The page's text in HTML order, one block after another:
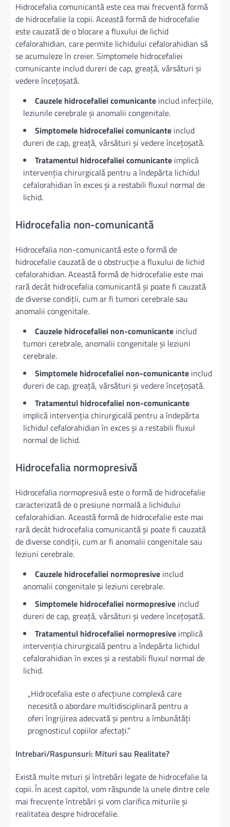
Hidrocefalia comunicantă este cea mai frecventă formă
de hidrocefalie la copii. Această formă de hidrocefalie
este cauzată de o blocare a fluxului de lichid
cefalorahidian, care permite lichidului cefalorahidian să
se acumuleze în creier. Simptomele hidrocefaliei
comunicante includ dureri de cap, greață, vărsături și
vedere încețoșată.
Cauzele hidrocefaliei comunicante includ infecțiile,
leziunile cerebrale și anomalii congenitale.
Simptomele hidrocefaliei comunicante includ
dureri de cap, greață, vărsături și vedere încețoșată.
Tratamentul hidrocefaliei comunicante implică
intervenția chirurgicală pentru a îndepărta lichidul
cefalorahidian în exces și a restabili fluxul normal de
lichid.
Hidrocefalia non-comunicantă
Hidrocefalia non-comunicantă este o formă de
hidrocefalie cauzată de o obstrucție a fluxului de lichid
cefalorahidian. Această formă de hidrocefalie este mai
rară decât hidrocefalia comunicantă și poate fi cauzată
de diverse condiții, cum ar fi tumori cerebrale sau
anomalii congenitale.
Cauzele hidrocefaliei non-comunicante includ
tumori cerebrale, anomalii congenitale și leziuni
cerebrale.
Simptomele hidrocefaliei non-comunicante includ
dureri de cap, greață, vărsături și vedere încețoșată.
Tratamentul hidrocefaliei non-comunicante
implică intervenția chirurgicală pentru a îndepărta
lichidul cefalorahidian în exces și a restabili fluxul
normal de lichid.
Hidrocefalia normopresivă
Hidrocefalia normopresivă este o formă de hidrocefalie
caracterizată de o presiune normală a lichidului
cefalorahidian. Această formă de hidrocefalie este mai
rară decât hidrocefalia comunicantă și poate fi cauzată
de diverse condiții, cum ar fi anomalii congenitale sau
leziuni cerebrale.
Cauzele hidrocefaliei normopresive includ
anomalii congenitale și leziuni cerebrale.
Simptomele hidrocefaliei normopresive includ
dureri de cap, greață, vărsături și vedere încețoșată.
Tratamentul hidrocefaliei normopresive implică
intervenția chirurgicală pentru a îndepărta lichidul
cefalorahidian în exces și a restabili fluxul normal de
lichid.
„Hidrocefalia este o afecțiune complexă care
necesită o abordare multidisciplinară pentru a
oferi îngrijirea adecvată și pentru a îmbunătăți
prognosticul copiilor afectați.”
Intrebari/Raspunsuri: Mituri sau Realitate?
Există multe mituri și întrebări legate de hidrocefalie la
copii. În acest capitol, vom răspunde la unele dintre cele
mai frecvente întrebări și vom clarifica miturile și
realitatea despre hidrocefalie.